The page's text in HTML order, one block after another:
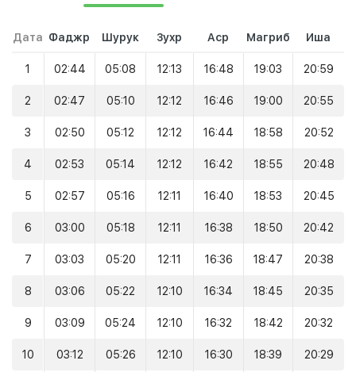
Дата Фаджр Шурук Зухр Аср Магриб Иша
1 02:44 05:08 12:13 16:48 19:03 20:59
2 02:47 05:10 12:12 16:46 19:00 20:55
3 02:50 05:12 12:12 16:44 18:58 20:52
4 02:53 05:14 12:12 16:42 18:55 20:48
5 02:57 05:16 12:11 16:40 18:53 20:45
6 03:00 05:18 12:11 16:38 18:50 20:42
7 03:03 05:20 12:11 16:36 18:47 20:38
8 03:06 05:22 12:10 16:34 18:45 20:35
9 03:09 05:24 12:10 16:32 18:42 20:32
10 03:12 05:26 12:10 16:30 18:39 20:29